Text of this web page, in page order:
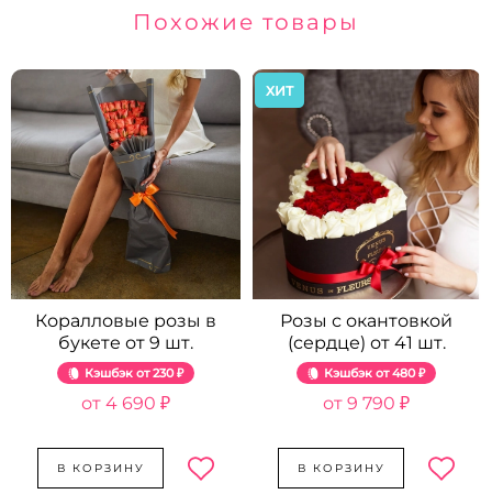
Похожие товары
Коралловые розы в
букете от 9 шт.
Кэшбэк 230 ₽
4 690 ₽
В КОРЗИНУ
ХИТ
Розы с окантовкой
(сердце) от 41 шт.
Кэшбэк 480 ₽
9 790 ₽
В КОРЗИНУ